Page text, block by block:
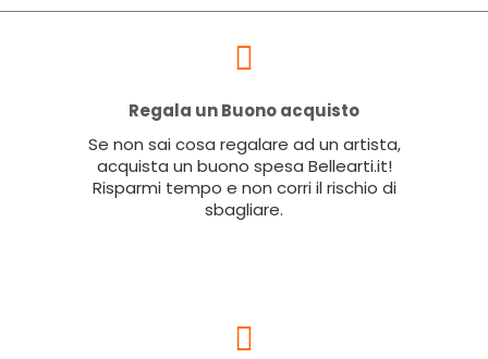
Regala un Buono acquisto
Se non sai cosa regalare ad un artista,
acquista un buono spesa Bellearti.it!
Risparmi tempo e non corri il rischio di
sbagliare.